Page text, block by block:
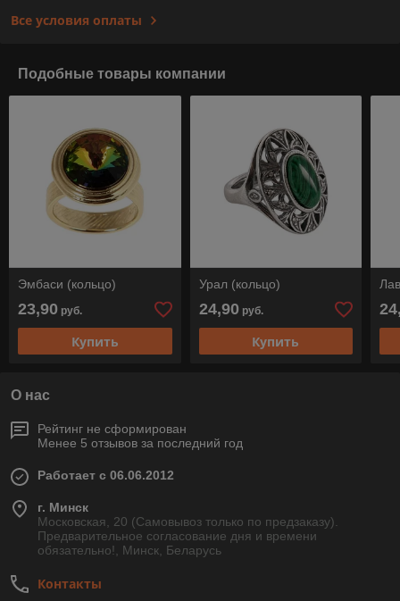
Все условия оплаты
Подобные товары компании
Эмбаси (кольцо)
23,90 руб.
Купить
Урал (кольцо)
24,90 руб.
Купить
О нас
Рейтинг не сформирован
Менее 5 отзывов за последний год
Работает с 06.06.2012
г. Минск
Московская, 20 (Самовывоз только по предзаказу).
Предварительное согласование дня и времени
обязательно!, Минск, Беларусь
Контакты